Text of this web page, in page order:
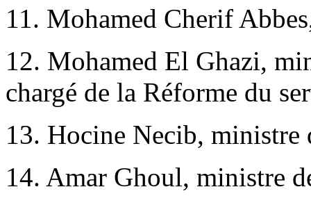
11. Mohamed Cherif
12. Mohamed El Ghazi,
chargé de la Réforme du
13. Hocine Necib, ministre
14. Amar Ghoul, ministre